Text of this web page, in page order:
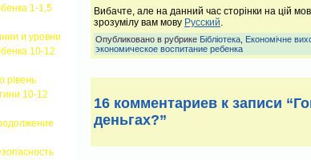
1-1,5
и уровни
10-12
рівень
10-12
Вибачте, але на данний час сторінки на цій
зрозумілу вам мову Русский
Опубликовано в рубрике Бібліотека Економічне
экономическое воспитание ребенка
16 комментариев к записи
деньгах?”